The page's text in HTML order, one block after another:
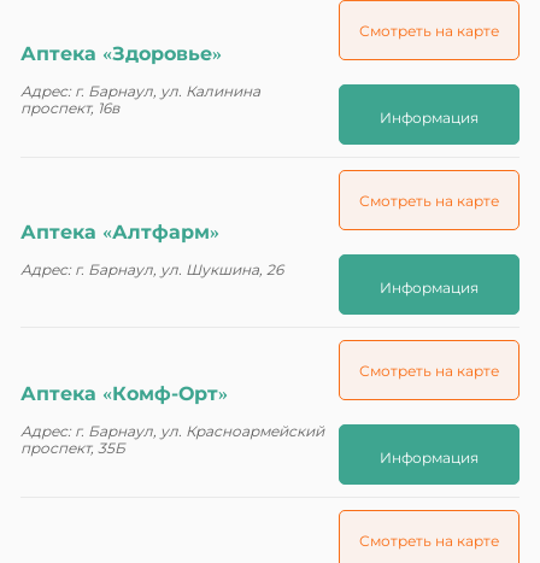
Аптека «Здоровье»
Адрес: г. Барнаул, ул. Калинина
проспект, 16в
Смотреть на карте
Информация
Аптека «Алтфарм»
Адрес: г. Барнаул, ул. Шукшина, 26
Смотреть на карте
Информация
Аптека «Комф-Орт»
Адрес: г. Барнаул, ул. Красноармейский
проспект, 35Б
Смотреть на карте
Информация
Смотреть на карте